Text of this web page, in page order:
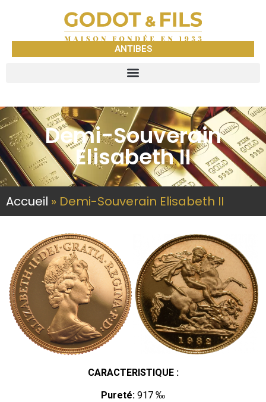
ANTIBES
Demi-Souverain
Elisabeth II
Accueil » Demi-Souverain Elisabeth II
CARACTERISTIQUE :
Pureté: 917 ‰